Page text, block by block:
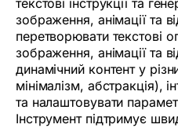
зображення, анімації та
перетворювати текстові
зображення, анімації та
динамічний контент у
мінімалізм, абстракція),
та налаштовувати
Інструмент підтримує